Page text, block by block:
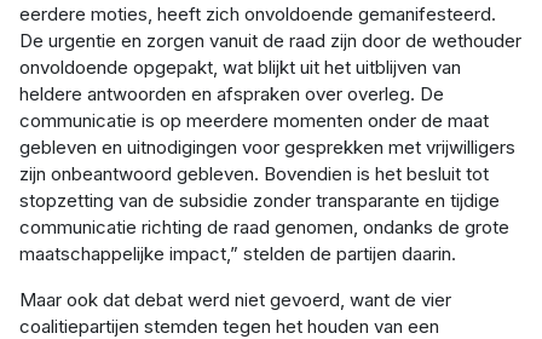
eerdere moties, heeft zich onvoldoende gemanifesteerd.
De urgentie en zorgen vanuit de raad zijn door de wethouder
onvoldoende opgepakt, wat blijkt uit het uitblijven van
heldere antwoorden en afspraken over overleg. De
communicatie is op meerdere momenten onder de maat
gebleven en uitnodigingen voor gesprekken met vrijwilligers
zijn onbeantwoord gebleven. Bovendien is het besluit tot
stopzetting van de subsidie zonder transparante en tijdige
communicatie richting de raad genomen, ondanks de grote
maatschappelijke impact,” stelden de partijen daarin.
Maar ook dat debat werd niet gevoerd, want de vier
coalitiepartijen stemden tegen het houden van een